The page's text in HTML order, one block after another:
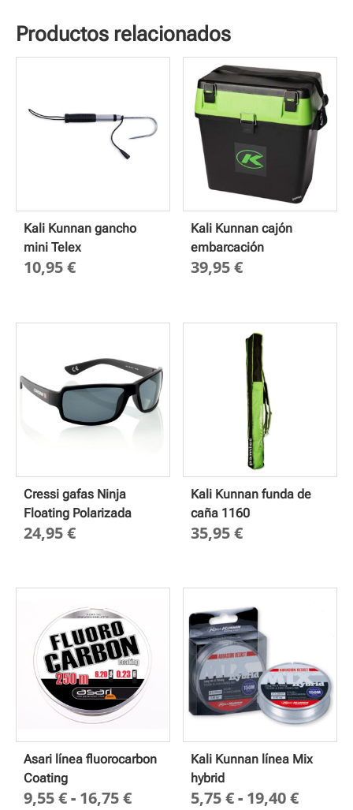
Productos relacionados
Kali Kunnan gancho
mini Telex
10,95€
Kali Kunnan cajón
embarcación
39,95€
Cressi gafas Ninja
Floating Polarizada
24,95€
Kali Kunnan funda de
caña 1160
35,95€
Asari línea fluorocarbon
Coating
9,55€- 16,75€Rango
Kali Kunnan línea Mix
hybrid
5,75€- 19,40€Rango